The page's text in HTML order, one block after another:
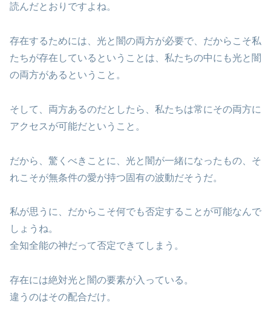
読んだとおりですよね。
存在するためには、光と闇の両方が必要で、だからこそ私
たちが存在しているということは、私たちの中にも光と闇
の両方があるということ。
そして、両方あるのだとしたら、私たちは常にその両方に
アクセスが可能だということ。
だから、驚くべきことに、光と闇が一緒になったもの、そ
れこそが無条件の愛が持つ固有の波動だそうだ。
私が思うに、だからこそ何でも否定することが可能なんで
しょうね。
全知全能の神だって否定できてしまう。
存在には絶対光と闇の要素が入っている。
違うのはその配合だけ。